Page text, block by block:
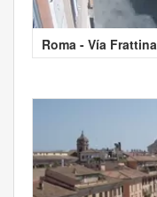
Roma - Vía Frattina